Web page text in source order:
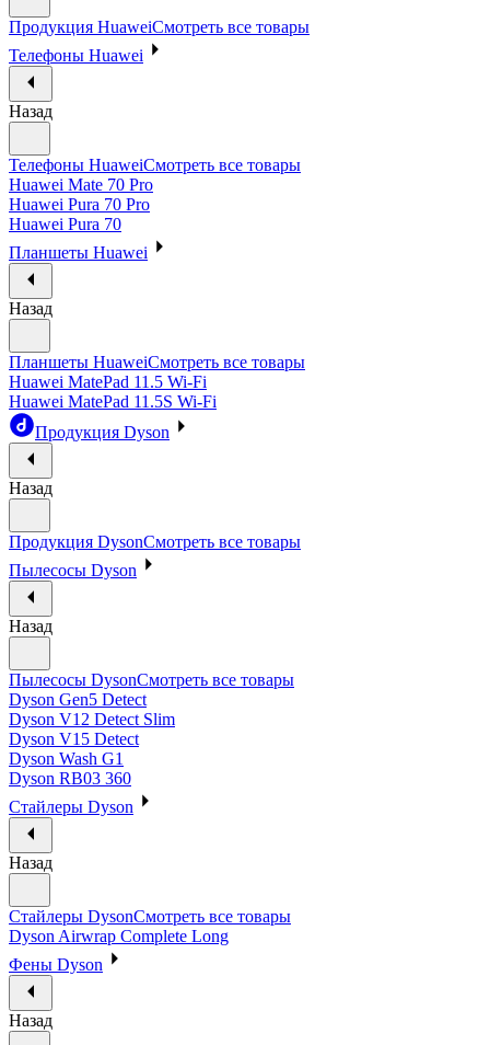
Продукция HuaweiСмотреть все товары
Телефоны Huawei
Назад
Телефоны HuaweiСмотреть все товары
Huawei Mate 70 Pro
Huawei Pura 70 Pro
Huawei Pura 70
Планшеты Huawei
Назад
Планшеты HuaweiСмотреть все товары
Huawei MatePad 11.5 Wi-Fi
Huawei MatePad 11.5S Wi-Fi
Продукция Dyson
Назад
Продукция DysonСмотреть все товары
Пылесосы Dyson
Назад
Пылесосы DysonСмотреть все товары
Dyson Gen5 Detect
Dyson V12 Detect Slim
Dyson V15 Detect
Dyson Wash G1
Dyson RB03 360
Стайлеры Dyson
Назад
Стайлеры DysonСмотреть все товары
Dyson Airwrap Complete Long
Фены Dyson
Назад